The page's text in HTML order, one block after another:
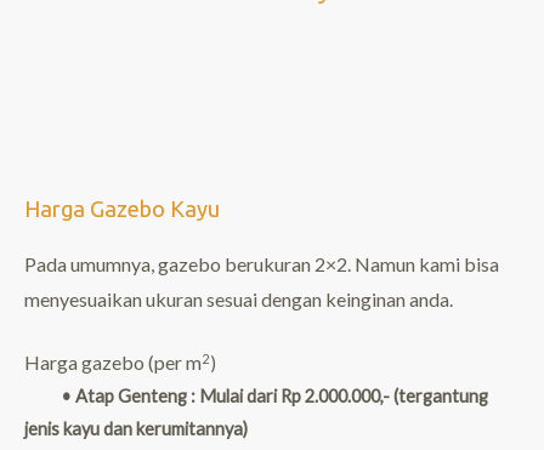
Harga Gazebo Kayu
Pada umumnya, gazebo berukuran 2×2. Namun kami bisa
menyesuaikan ukuran sesuai dengan keinginan anda.
Harga gazebo (perm2)
• Atap Genteng : Mulai dari Rp 2.000.000,- (tergantung
jenis kayu dan kerumitannya)